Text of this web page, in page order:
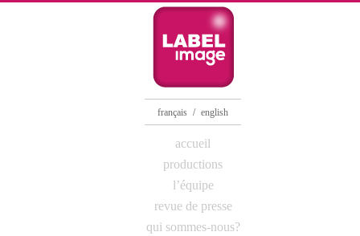
français / english
MENU PRINCIPAL
accueil
productions
l’équipe
revue de presse
qui sommes-nous?